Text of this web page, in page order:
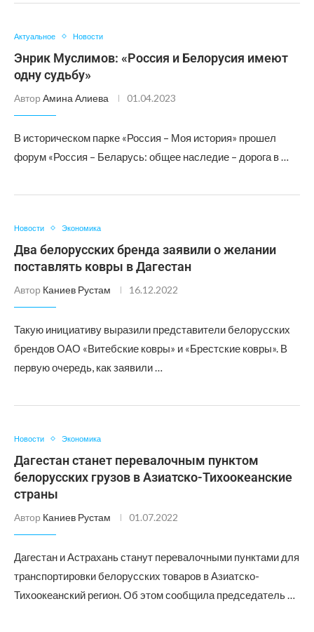
Актуальное Новости
Энрик Муслимов: «Россия и Белорусия имеют
одну судьбу»
Автор Амина Алиева 01.04.2023
В историческом парке «Россия – Моя история» прошел
форум «Россия – Беларусь: общее наследие – дорога в …
Новости Экономика
Два белорусских бренда заявили о желании
поставлять ковры в Дагестан
Автор Каниев Рустам 16.12.2022
Такую инициативу выразили представители белорусских
брендов ОАО «Витебские ковры» и «Брестские ковры». В
первую очередь, как заявили …
Новости Экономика
Дагестан станет перевалочным пунктом
белорусских грузов в Азиатско-Тихоокеанские
страны
Автор Каниев Рустам 01.07.2022
Дагестан и Астрахань станут перевалочными пунктами для
транспортировки белорусских товаров в Азиатско-
Тихоокеанский регион. Об этом сообщила председатель …